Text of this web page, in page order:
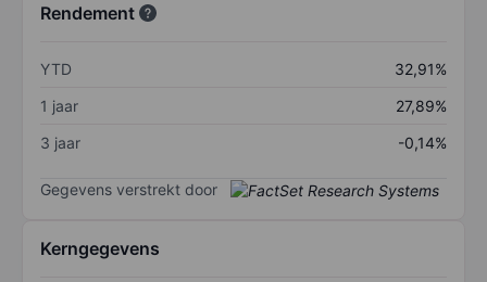
Rendement
YTD
32,91%
1 jaar
27,89%
3 jaar
-0,14%
Gegevens verstrekt door
Kerngegevens